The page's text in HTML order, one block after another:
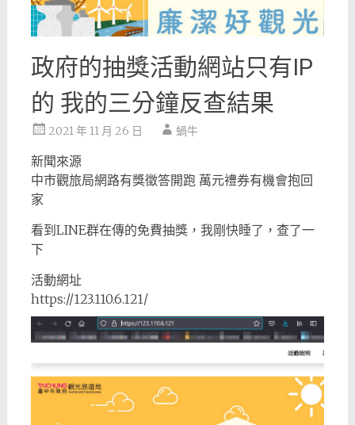
政府的抽獎活動網站只有IP
的 我的三分鐘反查結果
2021 年 11 月 26 日 蝸牛
新聞來源
中市觀旅局網路有獎徵答開跑 萬元禮券有機會抱回
家
看到LINE群在傳的免費抽獎，我剛快睡了，查了一
下
活動網址
https://123.110.6.121/